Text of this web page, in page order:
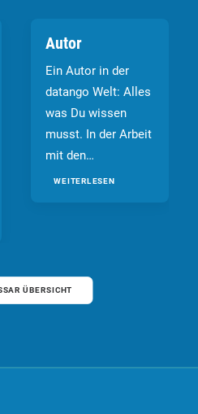
Autor
Ein Autor in der
datango Welt: Alles
was Du wissen
musst. In der Arbeit
mit den…
WEITERLESEN
ÜBERSICHT